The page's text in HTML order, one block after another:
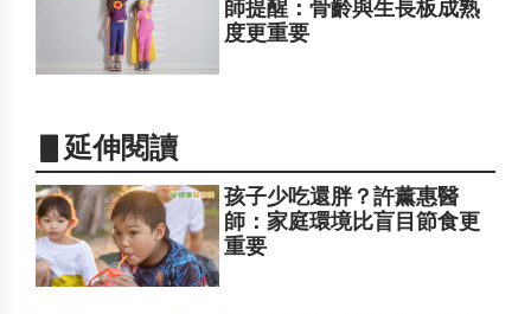
師提醒：骨齡與生長板成熟
度更重要
▋延伸閱讀
孩子少吃還胖？許薰惠醫
師：家庭環境比盲目節食更
重要